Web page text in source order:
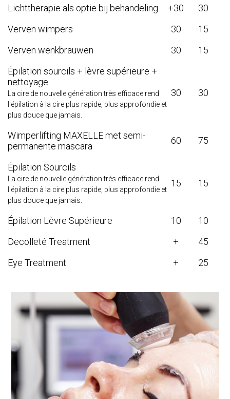
Lichttherapie als optie bij behandeling +30
30
Verven wimpers
30
15
Verven wenkbrauwen
30
15
Épilation sourcils + lèvre supérieure +
nettoyage
La cire de nouvelle génération très efficace rend
l'épilation à la cire plus rapide, plus approfondie et
plus douce que jamais.
30 30
Wimperlifting MAXELLE met semi-
permanente mascara
60 75
Épilation Sourcils
La cire de nouvelle génération très efficace rend
l'épilation à la cire plus rapide, plus approfondie et
plus douce que jamais.
15 15
Épilation Lèvre Supérieure 10
10
Decolleté Treatment
+
45
Eye Treatment
+ 25